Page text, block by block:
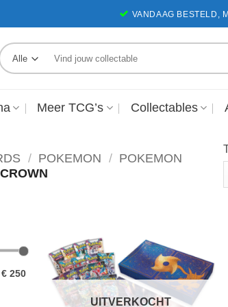
VANDAAG BESTELD,
Meer TCG’s Collectables
/ POKEMON / POKEMON
€ 250
Voeg toe
aan
favorieten
UITVERKOCHT